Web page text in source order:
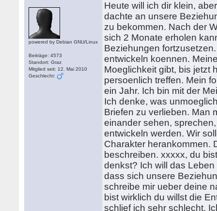
powered by Debian GNU/Linux
Beiträge: 4573
Standort: Graz
Mitglied seit: 12. Mai 2010
Geschlecht:
Heute will ich dir klein,
dachte an unsere
zu bekommen. Nach der
sich 2 Monate erholen
Beziehungen
entwickeln koennen.
Moeglichkeit gibt, bis jetzt
persoenlich treffen. Mein
ein Jahr. Ich bin mit der
Ich denke, was
Briefen zu verlieben. Man
einander sehen,
entwickeln werden. Wir
Charakter herankommen.
beschreiben. xxxxx, du
denkst? Ich will das
dass sich unsere
schreibe mir ueber deine
bist wirklich du willst die
schlief ich sehr schlecht.